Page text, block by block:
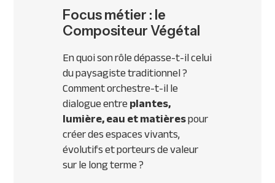
Focus métier : le
Compositeur Végétal
En quoi son rôle dépasse-t-il celui
du paysagiste traditionnel ?
Comment orchestre-t-il le
dialogue entreplantes,
lumière, eau et matièrespour
créer des espaces vivants,
évolutifs et porteurs de valeur
sur le long terme ?